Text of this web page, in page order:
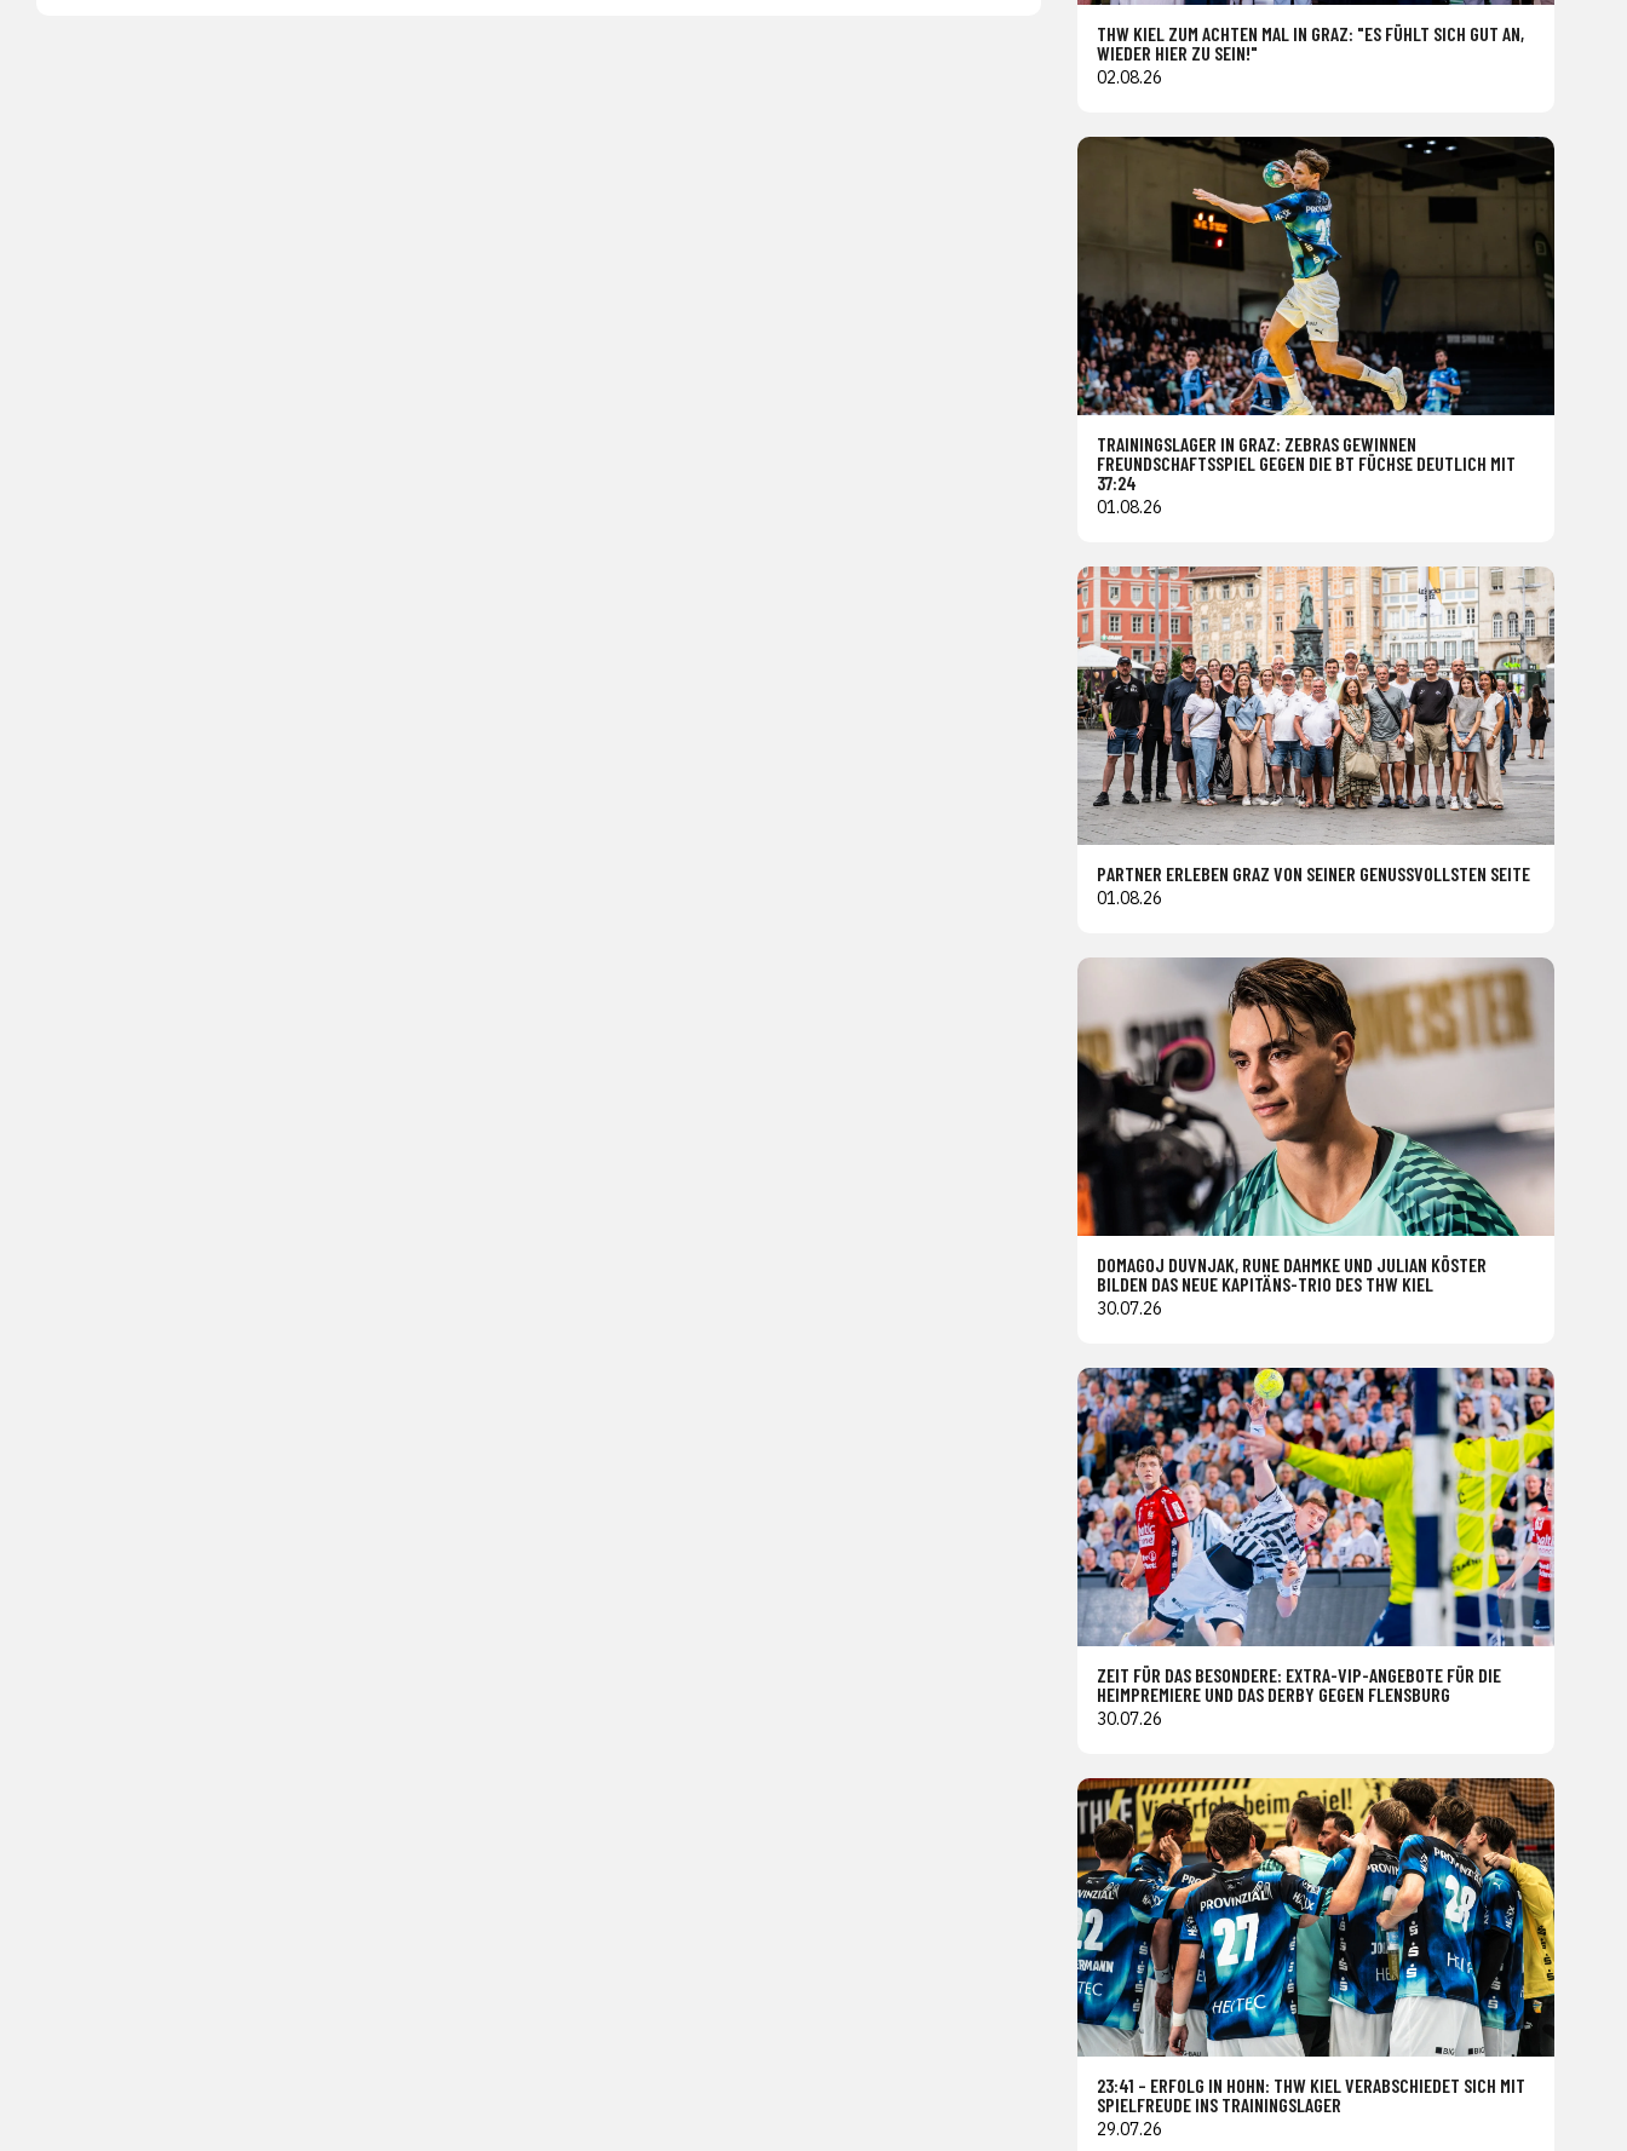
THW KIEL ZUM ACHTEN MAL IN GRAZ: "ES FÜHLT SICH GUT AN,
WIEDER HIER ZU SEIN!"
02.08.26
TRAININGSLAGER IN GRAZ: ZEBRAS GEWINNEN
FREUNDSCHAFTSSPIEL GEGEN DIE BT FÜCHSE DEUTLICH MIT
37:24
01.08.26
PARTNER ERLEBEN GRAZ VON SEINER GENUSSVOLLSTEN SEITE
01.08.26
DOMAGOJ DUVNJAK, RUNE DAHMKE UND JULIAN KÖSTER
BILDEN DAS NEUE KAPITÄNS-TRIO DES THW KIEL
30.07.26
ZEIT FÜR DAS BESONDERE: EXTRA-VIP-ANGEBOTE FÜR DIE
HEIMPREMIERE UND DAS DERBY GEGEN FLENSBURG
30.07.26
23:41 – ERFOLG IN HOHN: THW KIEL VERABSCHIEDET SICH MIT
SPIELFREUDE INS TRAININGSLAGER
29.07.26